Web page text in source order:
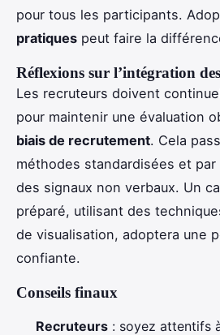
pour tous les participants.
pratiques peut faire la
Réflexions sur l’intégration
Les recruteurs doivent
pour maintenir une évaluation
biais de recrutement. Cela
méthodes standardisées et
des signaux non verbaux. Un
préparé, utilisant des
de visualisation, adoptera une
confiante.
Conseils finaux
Recruteurs : soyez attentifs